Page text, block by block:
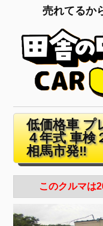
売れてるか
低価格車 プ
４年式 車検
相馬市発‼
このクルマは